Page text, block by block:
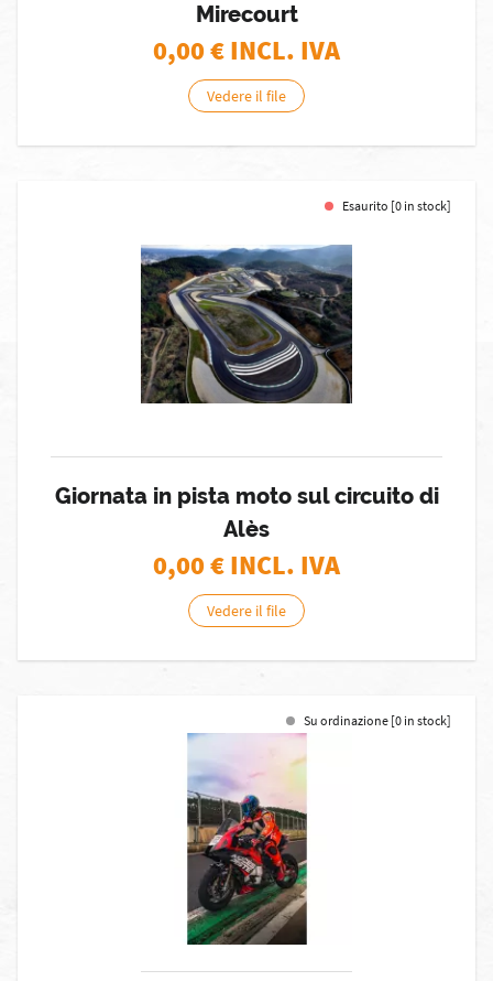
Mirecourt
0,00€ INCL. IVA
Vedere il file
Esaurito [0 in stock]
Giornata in pista moto sul circuito di
Alès
0,00€ INCL. IVA
Vedere il file
Su ordinazione [0 in stock]